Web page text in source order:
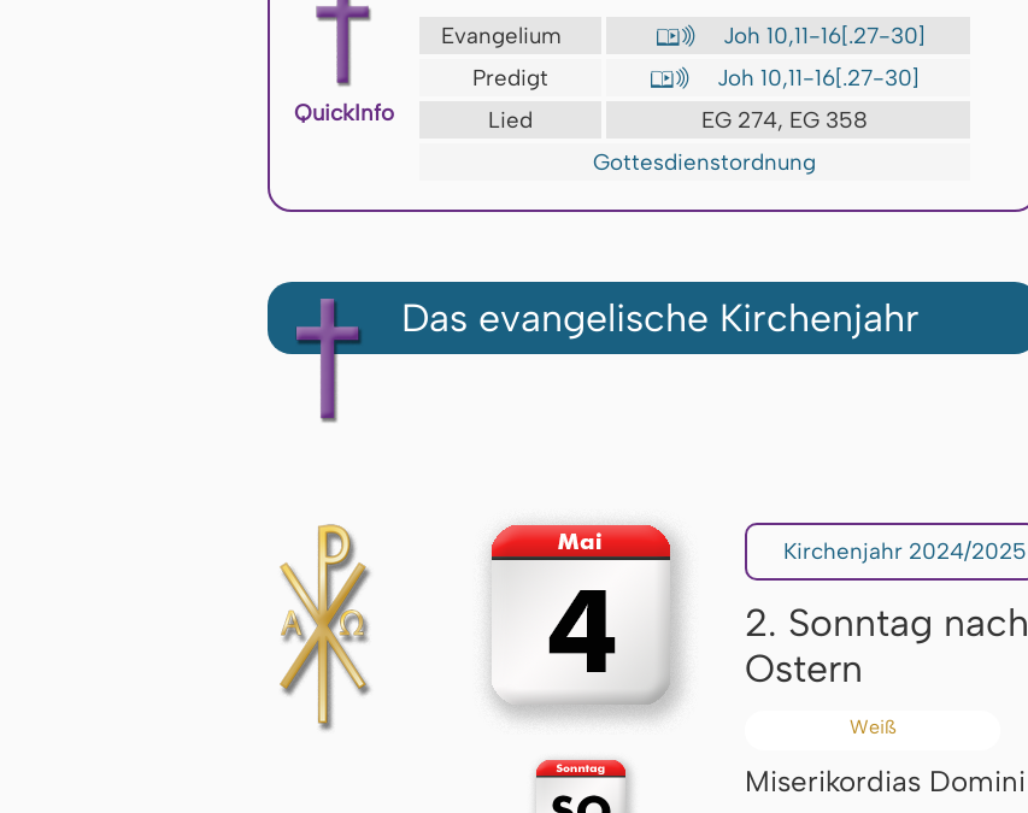
QuickInfo
Evangelium

Joh 10,11-16[.27-30]
Predigt

Joh 10,11-16[.27-30]
Lied
EG 274, EG 358
Gottesdienstordnung
Das evangelische Kirchenjahr
Kirchenjahr 2024/2025
2. Sonntag nach
Ostern
Weiß
Miserikordias Domini